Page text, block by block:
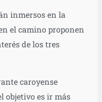
inmersos en la
el camino proponen
de los tres
caroyense
objetivo es ir más